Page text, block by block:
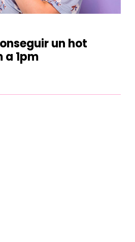
un hot
a 1pm